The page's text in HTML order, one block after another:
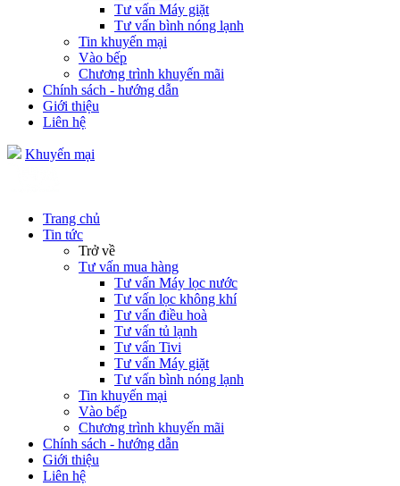
Tư vấn Máy giặt
Tư vấn bình nóng lạnh
Tin khuyến mại
Vào bếp
Chương trình khuyến mãi
Chính sách - hướng dẫn
Giới thiệu
Liên hệ
Khuyến mại
Trang chủ
Tin tức
Trở về
Tư vấn mua hàng
Tư vấn Máy lọc nước
Tư vấn lọc không khí
Tư vấn điều hoà
Tư vấn tủ lạnh
Tư vấn Tivi
Tư vấn Máy giặt
Tư vấn bình nóng lạnh
Tin khuyến mại
Vào bếp
Chương trình khuyến mãi
Chính sách - hướng dẫn
Giới thiệu
Liên hệ